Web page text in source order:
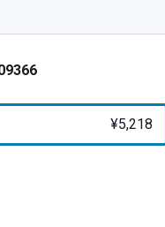
¥5,218